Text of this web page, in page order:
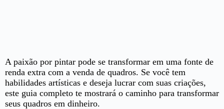
A paixão por pintar pode se transformar em uma fonte de
renda extra com a venda de quadros. Se você tem
habilidades artísticas e deseja lucrar com suas criações,
este guia completo te mostrará o caminho para transformar
seus quadros em dinheiro.